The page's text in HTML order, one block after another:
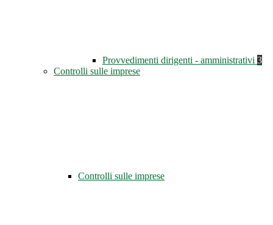
Provvedimenti dirigenti - amministrativi 3
Controlli sulle imprese
Controlli sulle imprese